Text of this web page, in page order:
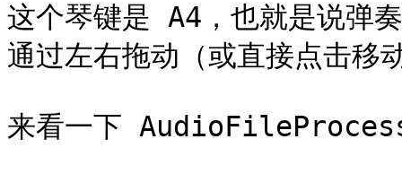
这个琴键是 A4，也就是说弹
通过左右拖动（或直接点击移
来看一下